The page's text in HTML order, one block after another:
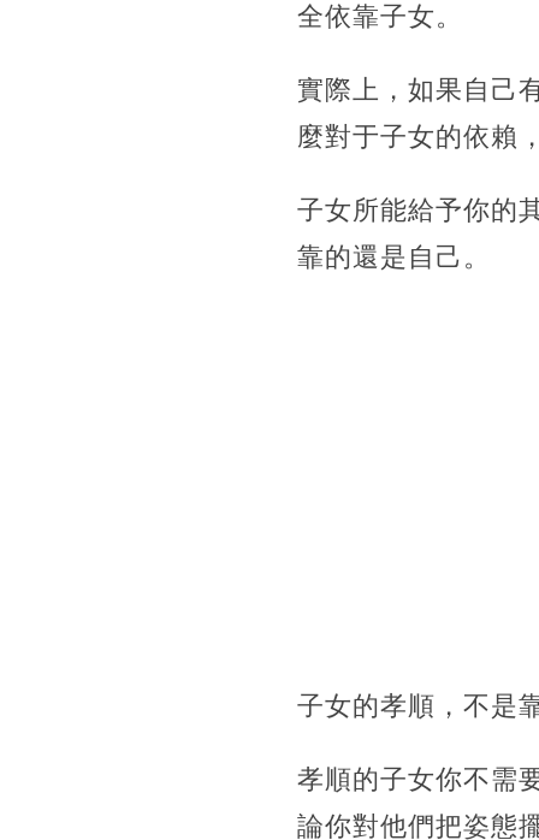
全依靠子女。
實際上，如果自己
麼對于子女的依賴
子女所能給予你的
靠的還是自己。
子女的孝順，不是
孝順的子女你不需
論你對他們把姿態